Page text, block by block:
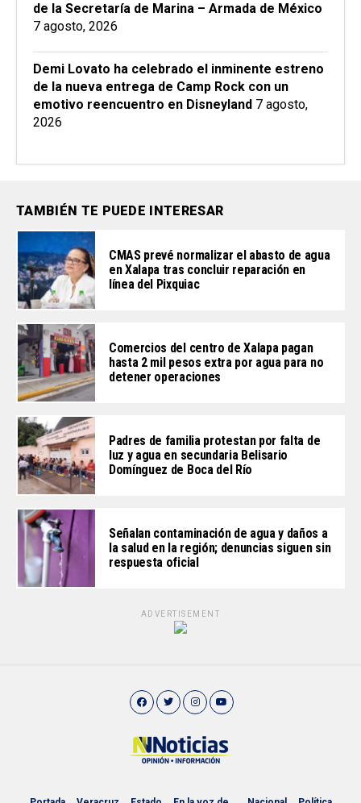
de la Secretaría de Marina – Armada de México
7 agosto, 2026
Demi Lovato ha celebrado el inminente estreno
de la nueva entrega de Camp Rock con un
emotivo reencuentro en Disneyland 7 agosto,
2026
TAMBIÉN TE PUEDE INTERESAR
CMAS prevé normalizar el abasto de agua
en Xalapa tras concluir reparación en
línea del Pixquiac
Comercios del centro de Xalapa pagan
hasta 2 mil pesos extra por agua para no
detener operaciones
Padres de familia protestan por falta de
luz y agua en secundaria Belisario
Domínguez de Boca del Río
Señalan contaminación de agua y daños a
la salud en la región; denuncias siguen sin
respuesta oficial
ADVERTISEMENT